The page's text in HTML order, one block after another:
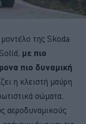
της Skoda
με πιο
πιο δυναμική
η κλειστή μαύρη
σώματα,
αεροδυναμικούς